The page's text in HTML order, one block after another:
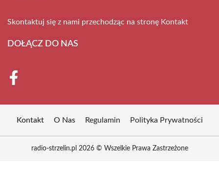
Skontaktuj się z nami przechodząc na stronę Kontakt
DOŁĄCZ DO NAS
Kontakt O Nas Regulamin Polityka Prywatności
radio-strzelin.pl 2026 © Wszelkie Prawa Zastrzeżone